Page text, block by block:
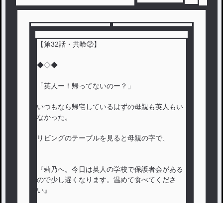
【第32話・共喰②】
◆◇◆
「英人ー！帰ってないのー？」
いつもなら帰宅しているはずの母親も英人もい
なかった。
リビングのテーブルを見ると母親の字で、
『莉乃へ。今日は英人の学校で保護者会がある
ので少し遅くなります。温めて食べてくださ
い』